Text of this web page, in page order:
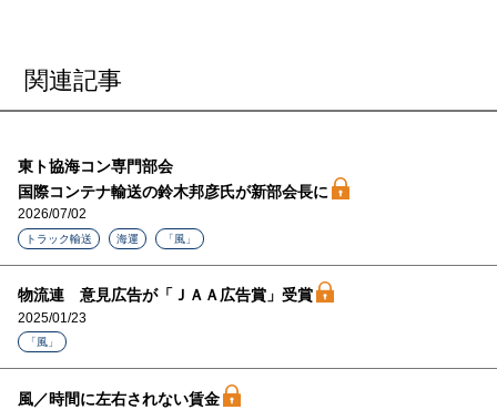
関連記事
東ト協海コン専門部会
国際コンテナ輸送の鈴木邦彦氏が新部会長に
2026/07/02
トラック輸送 海運 「風」
物流連 意見広告が「ＪＡＡ広告賞」受賞
2025/01/23
「風」
風／時間に左右されない賃金